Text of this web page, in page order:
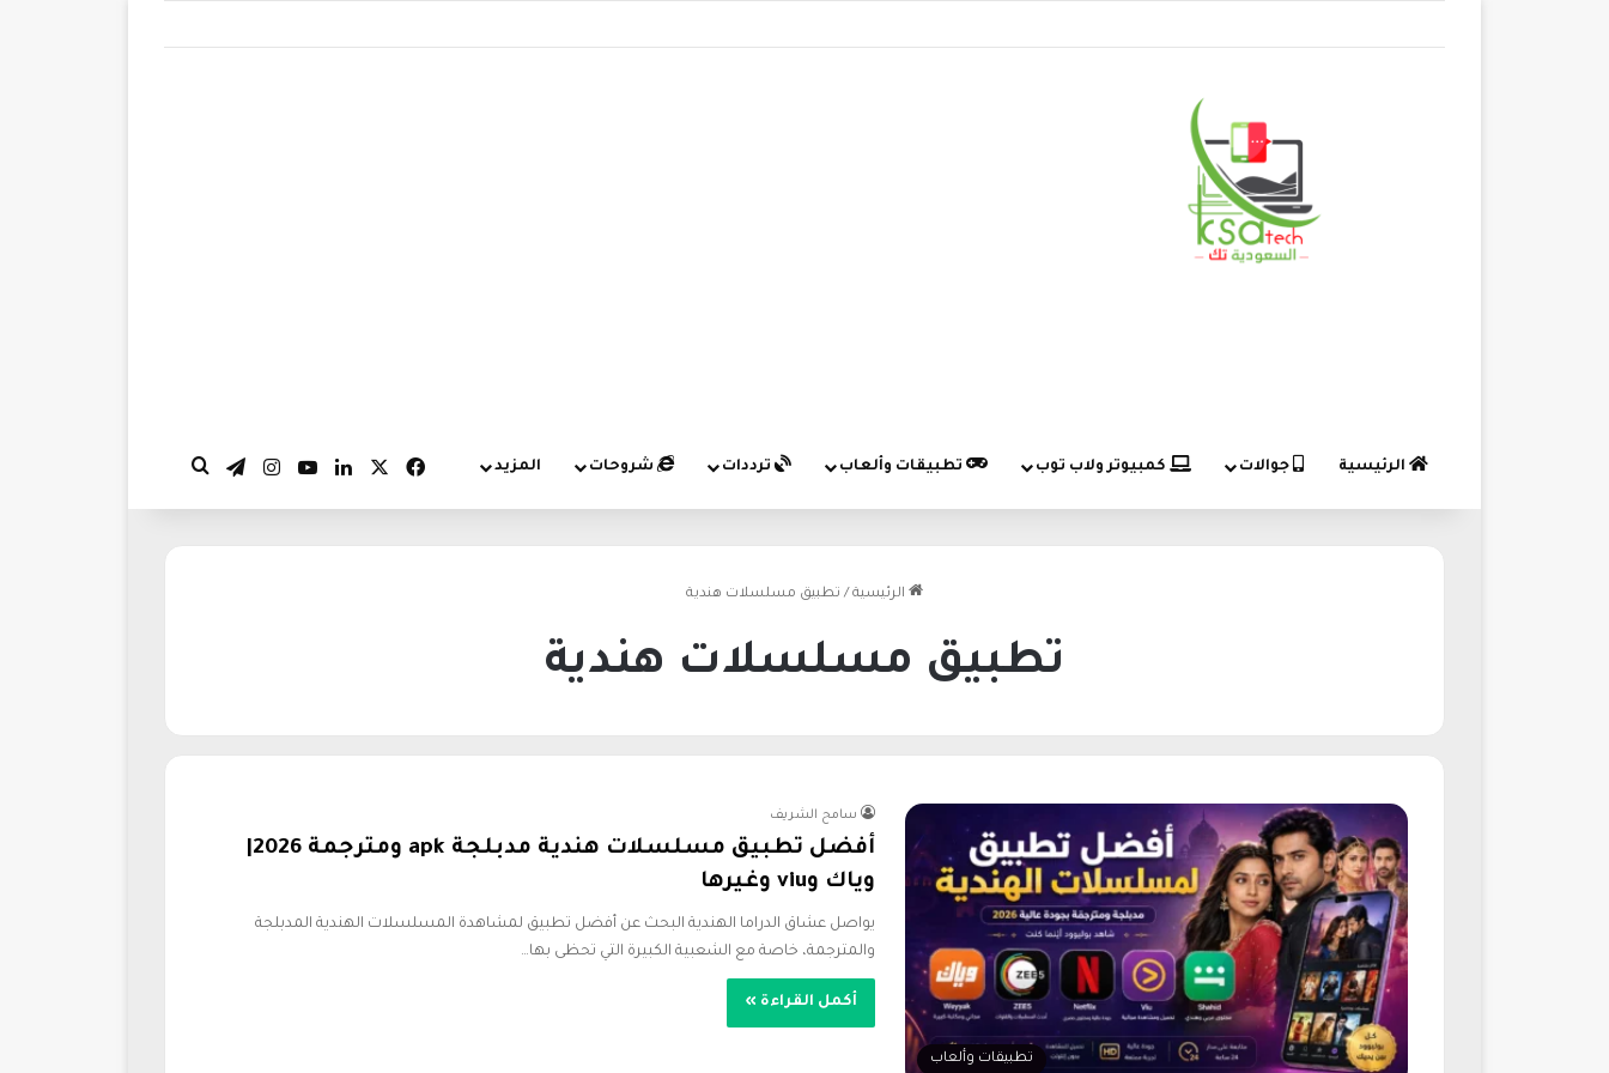
الرئيسية جوالات كمبيوتر ولاب توب تطبيقات وألعاب ترددات شروحات المزيد فيسبوك لينكدإن‫YouTubeانستقرام
تيلقرام
الرئيسية / تطبيق مسلسلات هندية
تطبيق مسلسلات هندية
تطبيقات وألعاب
سامح الشريف
وياك وviu وغيرها
يواصل عشاق الدراما الهندية البحث عن أفضل تطبيق لمشاهدة المسلسلات الهندية المدبلجة
والمترجمة، خاصة مع الشعبية الكبيرة التي تحظى بها…
أكمل القراءة »